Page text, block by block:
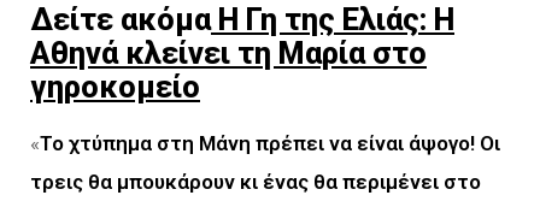
Δείτε ακόμαΗ Γη της Ελιάς: H
Αθηνά κλείνει τη Μαρία στο
γηροκομείο
«Το χτύπημα στη Μάνη πρέπει να είναι άψογο! Οι
τρεις θα μπουκάρουν κι ένας θα περιμένει στο